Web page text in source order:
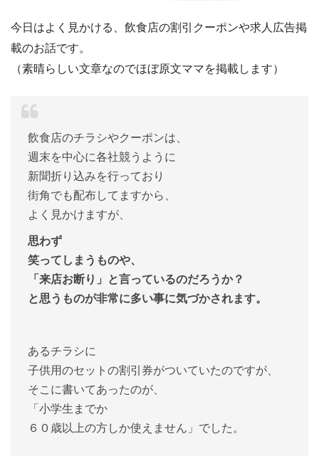
今日はよく見かける、飲食店の割引クーポンや求人広告掲
載のお話です。
（素晴らしい文章なのでほぼ原文ママを掲載します）
飲食店のチラシやクーポンは、
週末を中心に各社競うように
新聞折り込みを行っており
街角でも配布してますから、
よく見かけますが、
思わず
笑ってしまうものや、
「来店お断り」と言っているのだろうか？
と思うものが非常に多い事に気づかされます。
あるチラシに
子供用のセットの割引券がついていたのですが、
そこに書いてあったのが、
「小学生までか
６０歳以上の方しか使えません」でした。